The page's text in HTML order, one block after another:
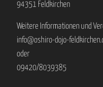
94351 Feldkirchen
Weitere Informationen und
info@oshiro-dojo-
oder
09420/8039385